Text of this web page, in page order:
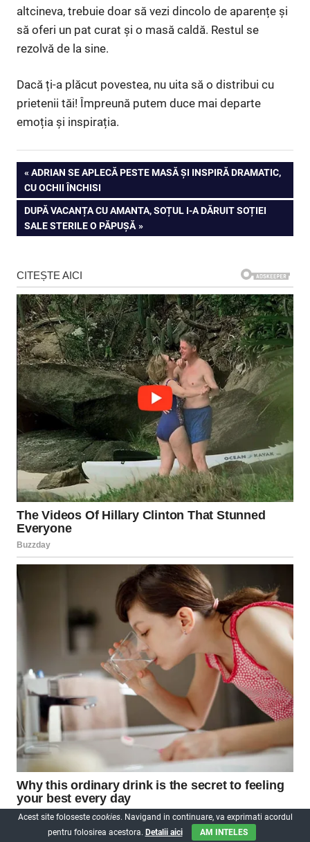
altcineva, trebuie doar să vezi dincolo de aparențe și
să oferi un pat curat și o masă caldă. Restul se
rezolvă de la sine.
Dacă ți-a plăcut povestea, nu uita să o distribui cu
prietenii tăi! Împreună putem duce mai departe
emoția și inspirația.
Navigare
în
articole
PREVIOUS
POST:
ADRIAN SE APLECĂ PESTE MASĂ ȘI INSPIRĂ DRAMATIC,
CU OCHII ÎNCHISI
NEXT
POST:
DUPĂ VACANȚA CU AMANTA, SOȚUL I-A DĂRUIT SOȚIEI
SALE STERILE O PĂPUȘĂ
Acest site foloseste cookies. Navigand in continuare, va exprimati acordul
pentru folosirea acestora. Detalii aici AM INTELES